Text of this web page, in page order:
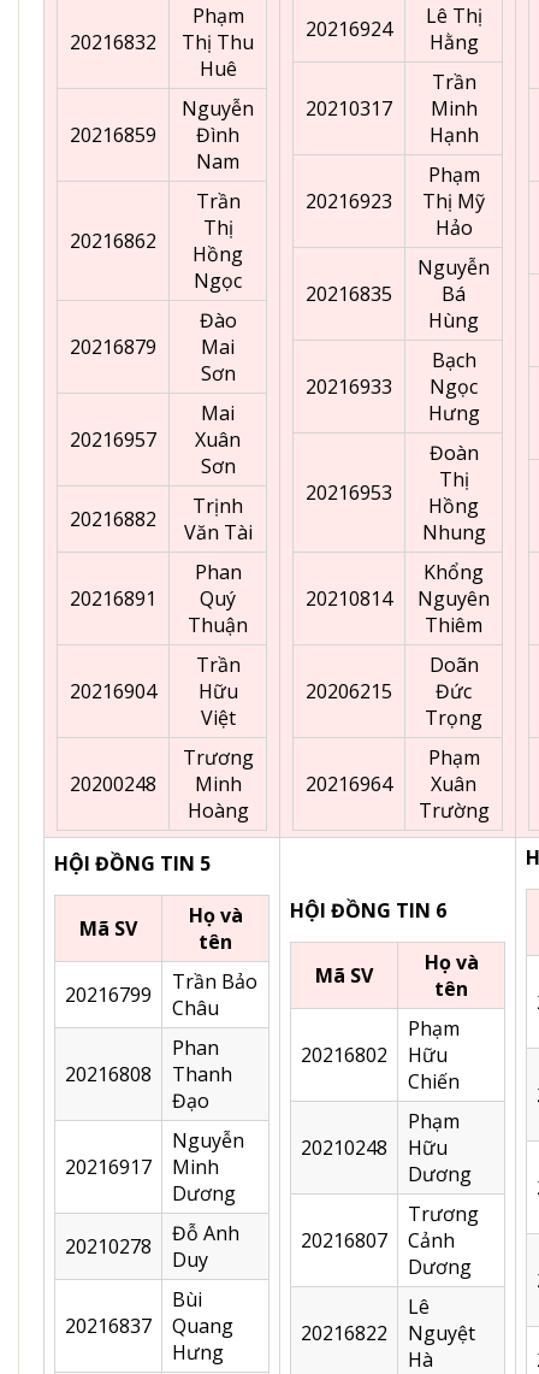
20216832
Phạm
Thị Thu
Huê
20216859
Nguyễn
Đình
Nam
20216862
Trần
Thị
Hồng
Ngọc
20216879
Đào
Mai
Sơn
20216957
Mai
Xuân
Sơn
20216882
Trịnh
Văn Tài
20216891
Phan
Quý
Thuận
20216904
Trần
Hữu
Việt
20200248
Trương
Minh
Hoàng
20216924
Lê Thị
Hằng
20210317
Trần
Minh
Hạnh
20216923
Phạm
Thị Mỹ
Hảo
20216835
Nguyễn
Bá
Hùng
20216933
Bạch
Ngọc
Hưng
20216953
Đoàn
Thị
Hồng
Nhung
20210814
Khổng
Nguyên
Thiêm
20206215
Doãn
Đức
Trọng
20216964
Phạm
Xuân
Trường
HỘI ĐỒNG TIN 5
Mã SV
Họ và
tên
20216799
Trần Bảo
Châu
20216808
Phan
Thanh
Đạo
20216917
Nguyễn
Minh
Dương
20210278
Đỗ Anh
Duy
20216837
Bùi
Quang
Hưng
HỘI ĐỒNG TIN 6
Mã SV
Họ và
tên
20216802
Phạm
Hữu
Chiến
20210248
Phạm
Hữu
Dương
20216807
Trương
Cảnh
Dương
20216822
Lê
Nguyệt
Hà